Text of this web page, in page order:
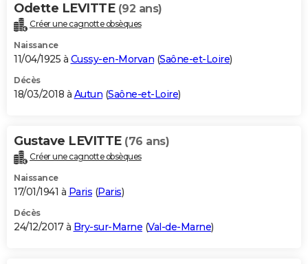
Odette LEVITTE (92 ans)
Créer une cagnotte obsèques
Naissance
11/04/1925 à Cussy-en-Morvan (Saône-et-Loire)
Décès
18/03/2018 à Autun (Saône-et-Loire)
Gustave LEVITTE (76 ans)
Créer une cagnotte obsèques
Naissance
17/01/1941 à Paris (Paris)
Décès
24/12/2017 à Bry-sur-Marne (Val-de-Marne)